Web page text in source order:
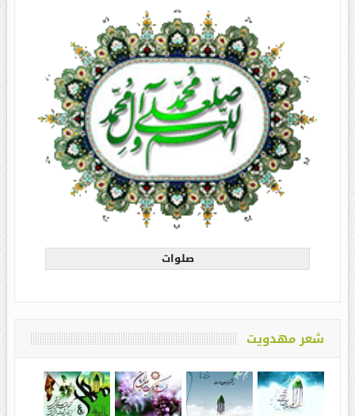
صلوات
شعر مهدویت